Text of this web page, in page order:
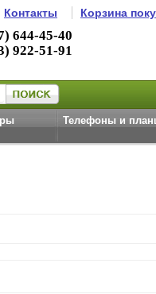
Контакты Корзина
644-45-40
922-51-91
Телефоны и